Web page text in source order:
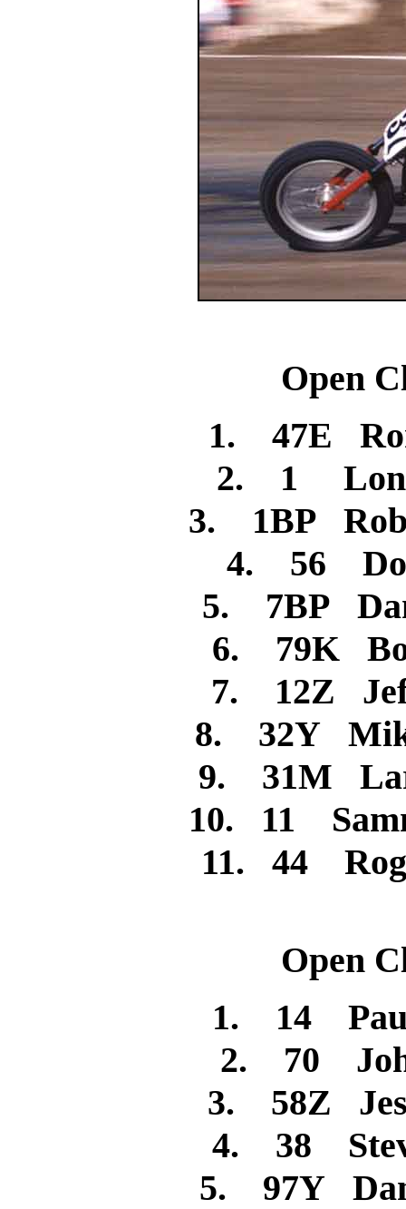
Open
1. 47E
2. 1
3. 1BP
4. 56
5. 7BP
6. 79K
7. 12Z
8. 32Y
9. 31M
10. 11
11. 44
Open
1. 14
2. 70
3. 58Z
4. 38
5. 97Y